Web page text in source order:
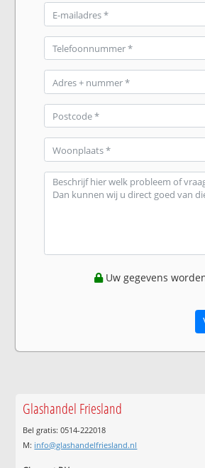
Uw gegevens
Glashandel Friesland
Bel gratis: 0514-222018
M: info@glashandelfriesland.nl